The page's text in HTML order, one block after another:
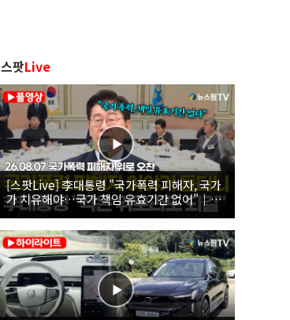
스팟Live
[스팟Live] 李대통령 "국가폭력 피해자, 국가
가 치유해야…국가 책임 유효기간 없어"｜
26.08.07 국가폭력 피해자 위로 오찬